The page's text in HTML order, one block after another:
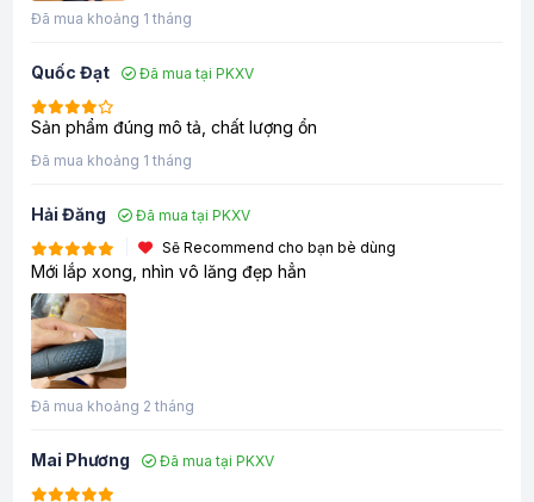
Đã mua khoảng 1 tháng
Quốc Đạt Đã mua tại PKXV
Sản phẩm đúng mô tả, chất lượng ổn
Đã mua khoảng 1 tháng
Hải Đăng
Đã mua tại PKXV
Sẽ Recommend cho bạn bè dùng
Mới lắp xong, nhìn vô lăng đẹp hẳn
Đã mua khoảng 2 tháng
Mai Phương Đã mua tại PKXV